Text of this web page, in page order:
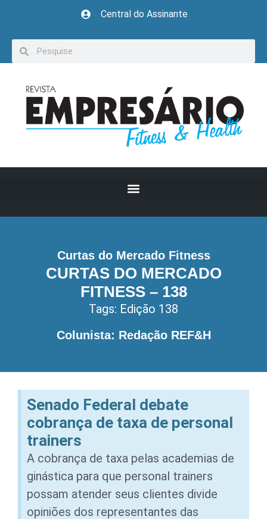
Central do Assinante
Curtas do Mercado Fitness
CURTAS DO MERCADO
FITNESS – 138
Tags: Edição 138
Colunista: Redação REF&H
Senado Federal debate
cobrança de taxa de personal
trainers
A cobrança de taxa pelas academias de
ginástica para que personal trainers
possam atender seus clientes divide
opiniões dos representantes das